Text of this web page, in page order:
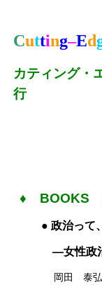
Cutting–Ed
カティング・
行
♦ BOOKS
● 政治って
—女性政
岡田 泰弘